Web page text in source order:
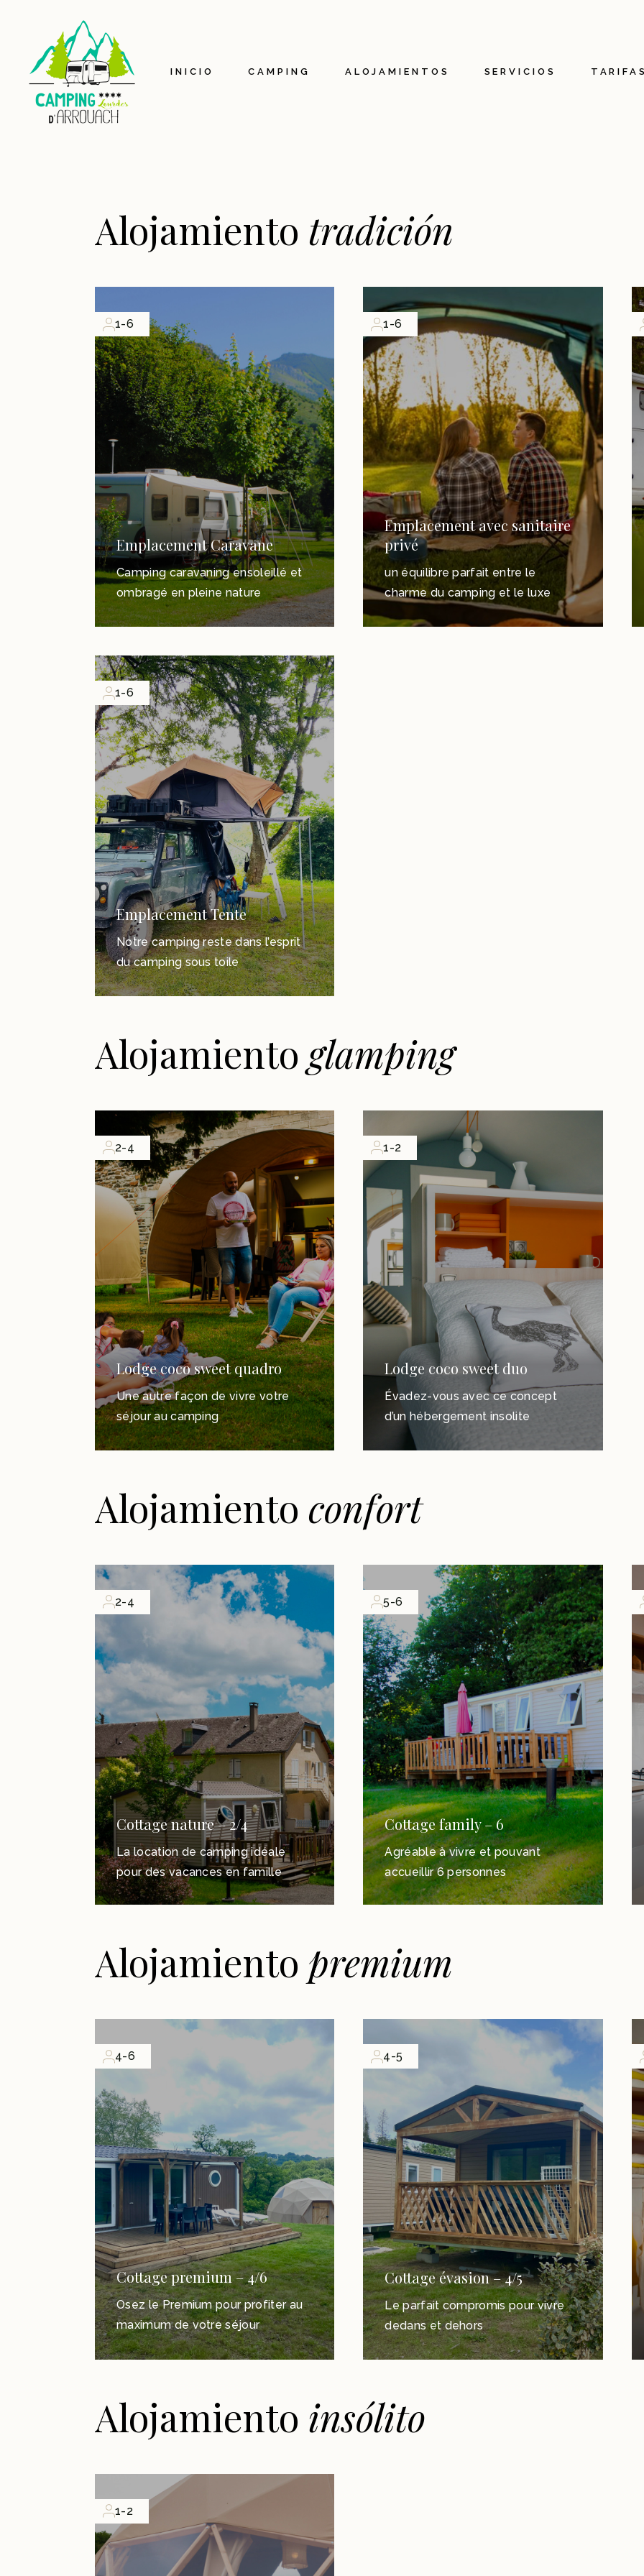
INICIO CAMPING
Ecoresponsable
Mapa interactivo
ALOJAMIENTOS SERVICIOS
Actividades para niños
Ecoresponsable
Parque acuático
Alojamiento tradición
1-6
Emplacement Caravane
Camping caravaning ensoleillé et
ombragé en pleine nature
1-6
Emplacement avec sanitaire
privé
un équilibre parfait entre le
charme du camping et le luxe
1-6
Emplacement Tente
Notre camping reste dans l’esprit
du camping sous toile
Alojamiento glamping
2-4
Lodge coco sweet quadro
Une autre façon de vivre votre
séjour au camping
1-2
Lodge coco sweet duo
Évadez-vous avec ce concept
d’un hébergement insolite
Alojamiento confort
2-4
Cottage nature – 2/4
La location de camping idéale
pour des vacances en famille
5-6
Cottage family – 6
Agréable à vivre et pouvant
accueillir 6 personnes
Alojamiento premium
4-6
Cottage premium – 4/6
Osez le Premium pour profiter au
maximum de votre séjour
4-5
Cottage évasion – 4/5
Le parfait compromis pour vivre
dedans et dehors
Alojamiento insólito
1-2